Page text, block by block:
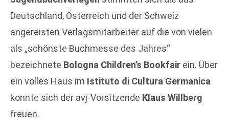
Deutschland, Österreich und der Schweiz
angereisten Verlagsmitarbeiter auf die von vielen
als „schönste Buchmesse des Jahres“
bezeichnete Bologna Children’s Bookfair ein. Über
ein volles Haus im Istituto di Cultura Germanica
konnte sich der avj-Vorsitzende Klaus Willberg
freuen.